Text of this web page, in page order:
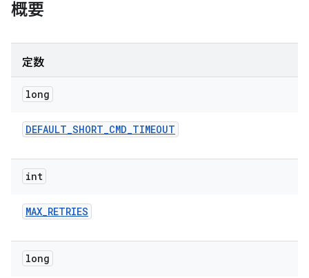
概要
定数
long
DEFAULT_SHORT_CMD_TIMEOUT
int
MAX_RETRIES
long